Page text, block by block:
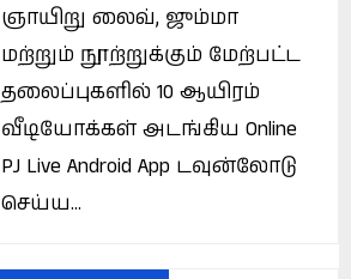
ஞாயிறு லைவ், ஜும்மா
மற்றும் நூற்றுக்கும் மேற்பட்ட
தலைப்புகளில் 10 ஆயிரம்
வீடியோக்கள் அடங்கிய Online
PJ Live Android App டவுன்லோடு
செய்ய...